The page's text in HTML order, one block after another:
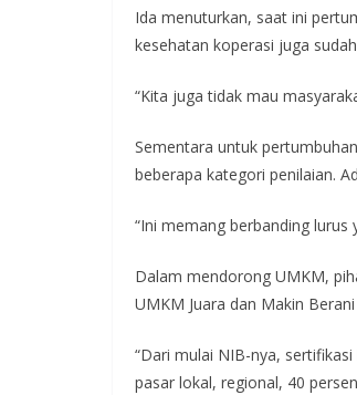
Ida menuturkan, saat ini
kesehatan koperasi juga
“Kita juga tidak mau
Sementara untuk
beberapa kategori penilaian.
“Ini memang berbanding lurus
Dalam mendorong UMKM,
UMKM Juara dan Makin
“Dari mulai NIB-nya,
pasar lokal, regional, 40